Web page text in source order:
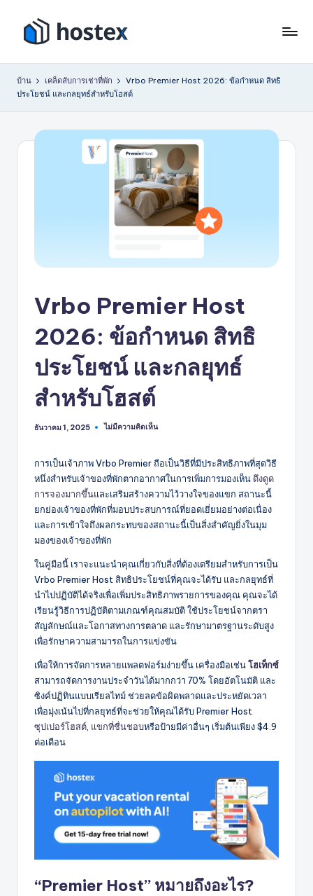
ที่
เนื้อหาฮ
เ
การ
หยุด
บ้าน เคล็ดลับการเช่าที่พัก
Vrbo Premier Host 2026: ข้อกำหนด สิทธิ
ประโยชน์ และกลยุทธ์สำหรับโฮสต์
Vrbo Premier Host
2026: ข้อกำหนด สิทธิ
ประโยชน์ และกลยุทธ์
สำหรับโฮสต์
ธันวาคม 1, 2025 ไม่มีความคิดเห็น
การเป็นเจ้าภาพ Vrbo Premier ถือเป็นวิธีที่มีประสิทธิภาพที่สุดวิธี
หนึ่งสำหรับเจ้าของที่พักตากอากาศในการเพิ่มการมองเห็น ดึงดูด
การจองมากขึ้นและเสริมสร้างความไว้วางใจของแขก สถานะนี้
ยกย่องเจ้าของที่พักที่มอบประสบการณ์ที่ยอดเยี่ยมอย่างต่อเนื่อง
และการเข้าใจถึงผลกระทบของสถานะนี้เป็นสิ่งสำคัญยิ่งในมุม
มองของเจ้าของที่พัก
ในคู่มือนี้ เราจะแนะนำคุณเกี่ยวกับสิ่งที่ต้องเตรียมสำหรับการเป็น
Vrbo Premier Host สิทธิประโยชน์ที่คุณจะได้รับ และกลยุทธ์ที่
นำไปปฏิบัติได้จริงเพื่อเพิ่มประสิทธิภาพรายการของคุณ คุณจะได้
เรียนรู้วิธีการปฏิบัติตามเกณฑ์คุณสมบัติ ใช้ประโยชน์จากตรา
สัญลักษณ์และโอกาสทางการตลาด และรักษามาตรฐานระดับสูง
เพื่อรักษาความสามารถในการแข่งขัน
เพื่อให้การจัดการหลายแพลตฟอร์มง่ายขึ้น เครื่องมือเช่นโฮเท็กซ์
สามารถจัดการงานประจำวันได้มากกว่า 70% โดยอัตโนมัติ และ
ซิงค์ปฏิทินแบบเรียลไทม์ ช่วยลดข้อผิดพลาดและประหยัดเวลา
เพื่อมุ่งเน้นไปที่กลยุทธ์ที่จะช่วยให้คุณได้รับ Premier Host
ซุปเปอร์โฮสต์ แขกที่ชื่นชอบหรือป้ายมีค่าอื่นๆ เริ่มต้นเพียง $4.9
ต่อเดือน
“Premier Host” หมายถึงอะไร?